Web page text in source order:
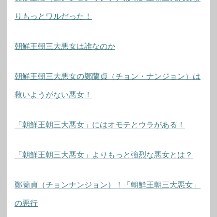
りもっとワルだった！
朝鮮王朝三大悪女は誰なのか
朝鮮王朝三大悪女の鄭蘭貞（チョン・ナンジョン）は
救いようがない悪女！
「朝鮮王朝三大悪女」にはオモテとウラがある！
「朝鮮王朝三大悪女」よりもっと強烈な悪女とは？
鄭蘭貞（チョンナンジョン）！「朝鮮王朝三大悪女」
の悪行